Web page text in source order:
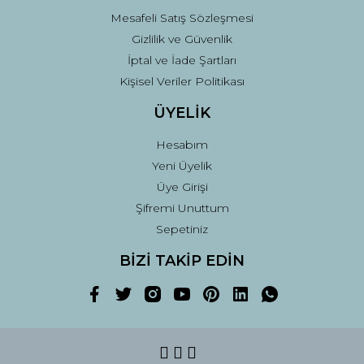
Mesafeli Satış Sözleşmesi
Gizlilik ve Güvenlik
İptal ve İade Şartları
Kişisel Veriler Politikası
ÜYELİK
Hesabım
Yeni Üyelik
Üye Girişi
Şifremi Unuttum
Sepetiniz
BİZİ TAKİP EDİN